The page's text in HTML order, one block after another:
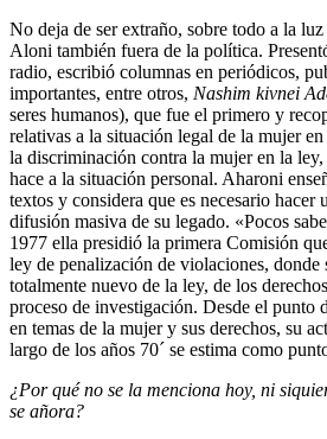
No deja de ser extraño, sobre todo a la
Aloni también fuera de la política.
radio, escribió columnas en periódicos,
importantes, entre otros, Nashim kivnei
seres humanos), que fue el primero y
relativas a la situación legal de la mujer
la discriminación contra la mujer en la
hace a la situación personal. Aharoni
textos y considera que es necesario hacer
difusión masiva de su legado. «Pocos
1977 ella presidió la primera Comisión
ley de penalización de violaciones, donde
totalmente nuevo de la ley, de los
proceso de investigación. Desde el punto
en temas de la mujer y sus derechos, su
largo de los años 70´ se estima como
¿Por qué no se la menciona hoy, ni
se añora?